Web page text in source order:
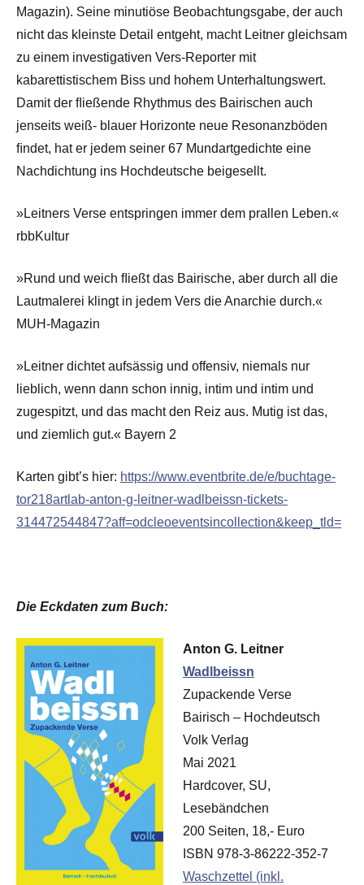
Magazin). Seine minutiöse Beobachtungsgabe, der auch
nicht das kleinste Detail entgeht, macht Leitner gleichsam
zu einem investigativen Vers-Reporter mit
kabarettistischem Biss und hohem Unterhaltungswert.
Damit der ﬂießende Rhythmus des Bairischen auch
jenseits weiß- blauer Horizonte neue Resonanzböden
ﬁndet, hat er jedem seiner 67 Mundartgedichte eine
Nachdichtung ins Hochdeutsche beigesellt.
»Leitners Verse entspringen immer dem prallen Leben.«
rbbKultur
»Rund und weich ﬂießt das Bairische, aber durch all die
Lautmalerei klingt in jedem Vers die Anarchie durch.«
MUH-Magazin
»Leitner dichtet aufsässig und offensiv, niemals nur
lieblich, wenn dann schon innig, intim und intim und
zugespitzt, und das macht den Reiz aus. Mutig ist das,
und ziemlich gut.« Bayern 2
Karten gibt’s hier: https://www.eventbrite.de/e/buchtage-
tor218artlab-anton-g-leitner-wadlbeissn-tickets-
314472544847?aff=odcleoeventsincollection&keep_tld=
Die Eckdaten zum Buch:
Anton G. Leitner
Wadlbeissn
Zupackende Verse
Bairisch – Hochdeutsch
Volk Verlag
Mai 2021
Hardcover, SU,
Lesebändchen
200 Seiten, 18,- Euro
ISBN 978-3-86222-352-7
Waschzettel (inkl.